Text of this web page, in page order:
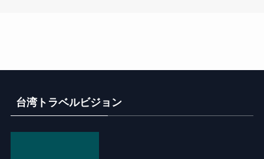
台湾トラベルビジョン